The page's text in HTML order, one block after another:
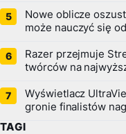
Nowe oblicze
może nauczyć się
Razer przejmuje
twórców na
Wyświetlacz
gronie finalistów
TAGI